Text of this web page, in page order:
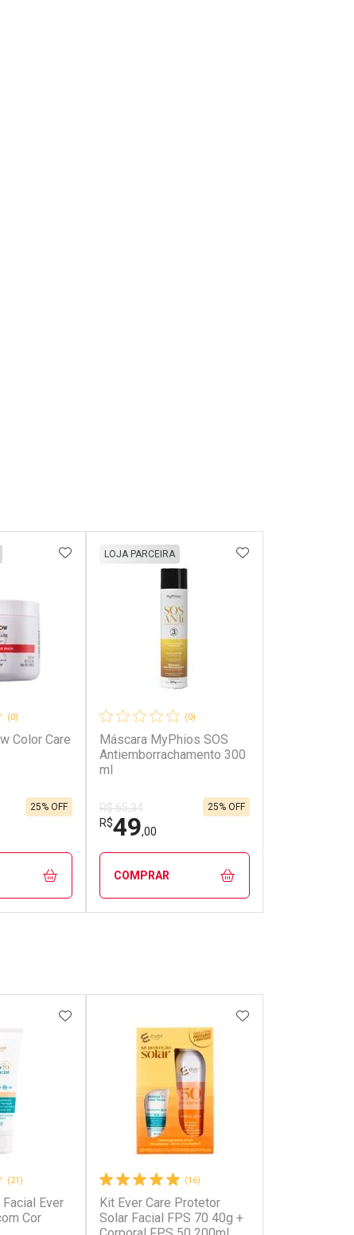
(0)
Color Care
25% OFF
ADICIONAR AOS FAVORITOS
(0)
Máscara MyPhios SOS
Antiemborrachamento 300
ml
LOJA PARCEIRA
R$ 65,34
R$49,00
25% OFF
ADICIONAR AOS
COMPRAR
Ativar Desconto
(21)
Ever
Cor
ADICIONAR AOS FAVORITOS
(16)
Kit Ever Care Protetor
Solar Facial FPS 70 40g +
ADICIONAR AOS